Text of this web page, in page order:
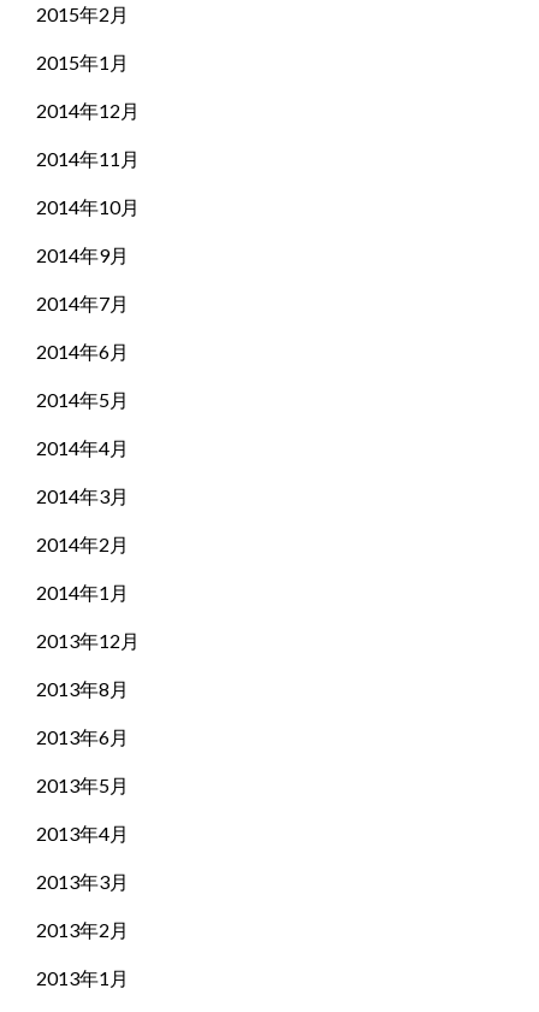
2015年2月
2015年1月
2014年12月
2014年11月
2014年10月
2014年9月
2014年7月
2014年6月
2014年5月
2014年4月
2014年3月
2014年2月
2014年1月
2013年12月
2013年8月
2013年6月
2013年5月
2013年4月
2013年3月
2013年2月
2013年1月